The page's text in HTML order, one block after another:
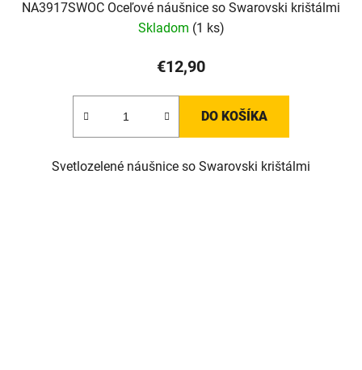
NA3917SWOC Oceľové náušnice so Swarovski krištálmi
Skladom (1 ks)
€12,90
DO KOŠÍKA
Svetlozelené náušnice so Swarovski krištálmi